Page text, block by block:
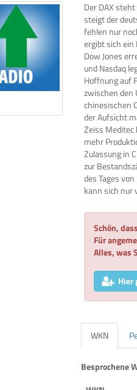
Der DAX
steigt der
fehlen nur
ergibt sich ein
Dow Jones
und Nasdaq
Hoffnung auf
zwischen den
chinesischen
der Aufsicht
Zeiss
mehr
Zulassung in
zur
des Tages
kann sich nur
Schön,
Für
Alles, was
Hier
WKN
Besprochene